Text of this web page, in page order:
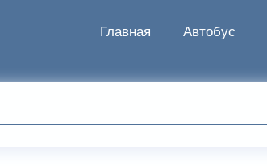
Главная Автобус